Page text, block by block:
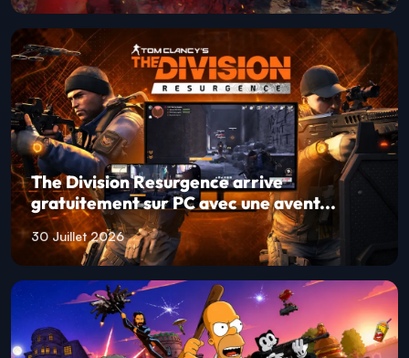
The Division Resurgence arrive
gratuitement sur PC avec une avent...
30 Juillet 2026